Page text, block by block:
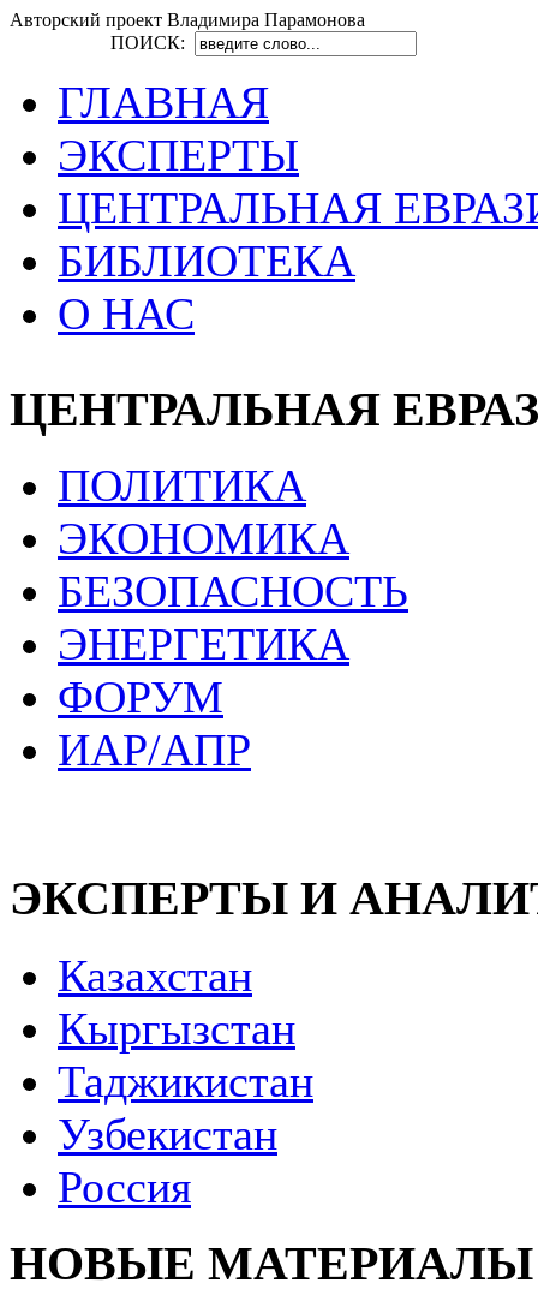
Авторский проект Владимира Парамонова
ПОИСК:
ГЛАВНАЯ
ЭКСПЕРТЫ
ЦЕНТРАЛЬНАЯ
БИБЛИОТЕКА
О НАС
ЦЕНТРАЛЬНАЯ
ПОЛИТИКА
ЭКОНОМИКА
БЕЗОПАСНОСТЬ
ЭНЕРГЕТИКА
ФОРУМ
ИАР/АПР
ЭКСПЕРТЫ И
Казахстан
Кыргызстан
Таджикистан
Узбекистан
Россия
НОВЫЕ МАТЕРИАЛЫ